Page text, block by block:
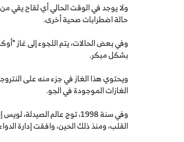
ولا يوجد في الوقت الحالي أي لقاح يقي
حالة اضطرابات صحية أخرى.
وفي بعض الحالات، يتم اللجوء إلى غاز
بشكل مبكر.
ويحتوي هذا الغاز في جزء منه على
الغازات الموجودة في الجو.
وفي سنة 1998، توج عالم
القلب، ومنذ ذلك الحين، وافقت إدارة